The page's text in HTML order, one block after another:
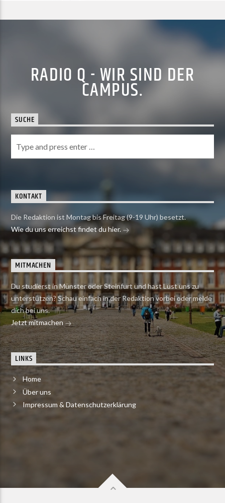
RADIO Q - WIR SIND DER
CAMPUS.
SUCHE
KONTAKT
Die Redaktion ist Montag bis Freitag (9-19 Uhr) besetzt.
Wie du uns erreichst findet du hier.
MITMACHEN
Du studierst in Münster oder Steinfurt und hast Lust uns zu
unterstützen? Schau einfach in der Redaktion vorbei oder melde
dich bei uns.
Jetzt mitmachen
LINKS
Home
Über uns
Impressum & Datenschutzerklärung